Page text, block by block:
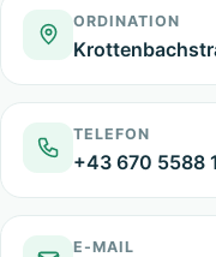
ORDINATION
TELEFON
+43 670 5588
E-MAIL